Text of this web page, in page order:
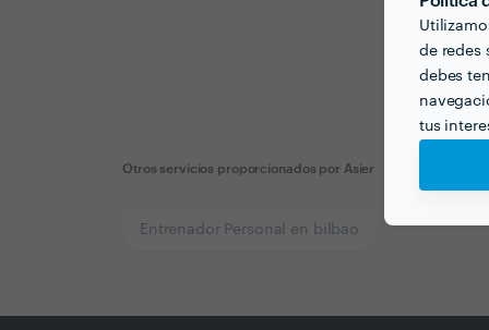
de redes
debes
tus
Otros servicios proporcionados por Asier
Entrenador Personal en bilbao